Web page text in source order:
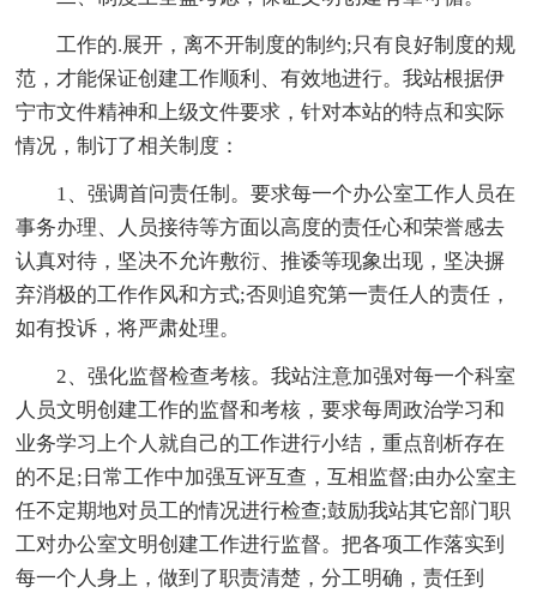
工作的.展开，离不开制度的制约;只有良好制度的规
范，才能保证创建工作顺利、有效地进行。我站根据伊
宁市文件精神和上级文件要求，针对本站的特点和实际
情况，制订了相关制度：
1、强调首问责任制。要求每一个办公室工作人员在
事务办理、人员接待等方面以高度的责任心和荣誉感去
认真对待，坚决不允许敷衍、推诿等现象出现，坚决摒
弃消极的工作作风和方式;否则追究第一责任人的责任，
如有投诉，将严肃处理。
2、强化监督检查考核。我站注意加强对每一个科室
人员文明创建工作的监督和考核，要求每周政治学习和
业务学习上个人就自己的工作进行小结，重点剖析存在
的不足;日常工作中加强互评互查，互相监督;由办公室主
任不定期地对员工的情况进行检查;鼓励我站其它部门职
工对办公室文明创建工作进行监督。把各项工作落实到
每一个人身上，做到了职责清楚，分工明确，责任到